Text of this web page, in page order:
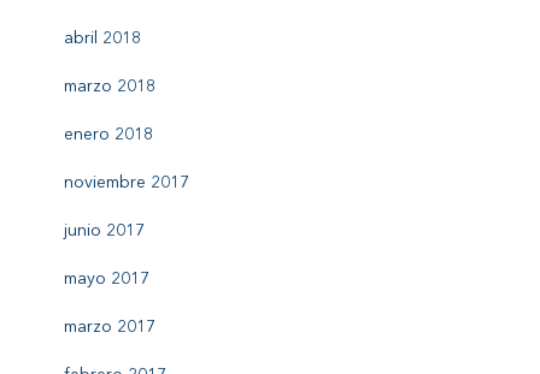
abril 2018
marzo 2018
enero 2018
noviembre 2017
junio 2017
mayo 2017
marzo 2017